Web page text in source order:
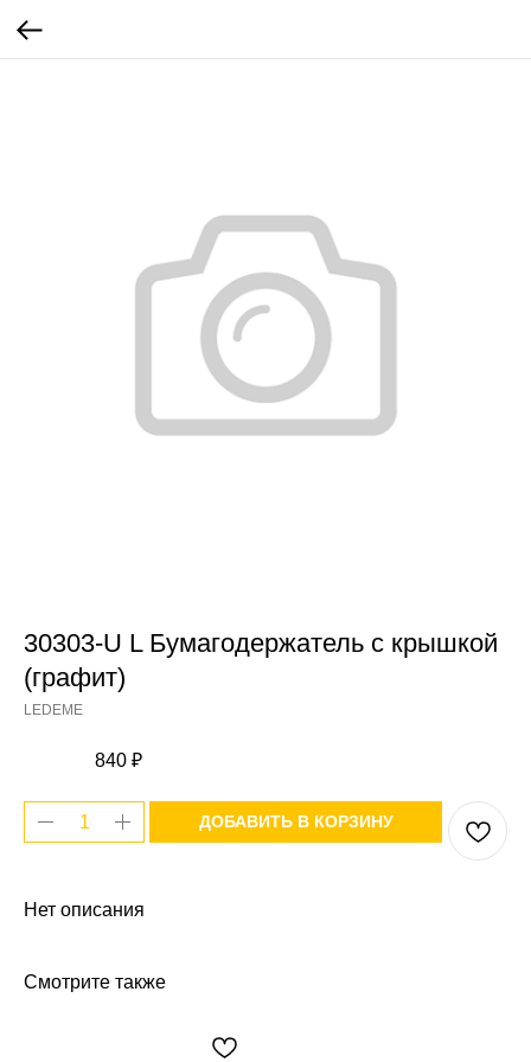
30303-U L Бумагодержатель с крышкой
(графит)
LEDEME
840 ₽
ДОБАВИТЬ В КОРЗИНУ
Нет описания
Смотрите также